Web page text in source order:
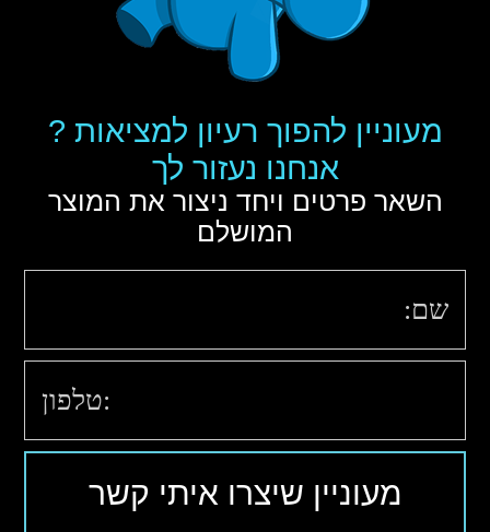
מעוניין להפוך רעיון למציאות ?
אנחנו נעזור לך
השאר פרטים ויחד ניצור את המוצר
המושלם